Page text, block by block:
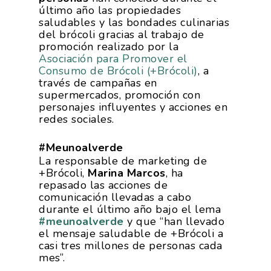
último año las propiedades
saludables y las bondades culinarias
del brócoli gracias al trabajo de
promoción realizado por la
Asociación para Promover el
Consumo de Brócoli (+Brócoli), a
través de campañas en
supermercados, promoción con
personajes influyentes y acciones en
redes sociales.
#Meunoalverde
La responsable de marketing de
+Brócoli, Marina Marcos, ha
repasado las acciones de
comunicación llevadas a cabo
durante el último año bajo el lema
#meunoalverde y que “han llevado
el mensaje saludable de +Brócoli a
casi tres millones de personas cada
mes”.
Corporativa
Números
Servicios
Forma Parte De
PROEXPORT
Temas
Actualidad
Agua
Calidad Y Seguridad
Alimentaria
Multimedia
Nutrición Y Salud
Opinión
RSC
AgroCIFRAS
Comunicación 2024
Datos 2024
Histórico
Exportaciones 2018
Exportaciones 2017
Exportaciones 2016
Exportaciones 2015
Empleo Y
Formación
Bolsa De Empleo
Teleformación
Iniciativas
Juntos Contra El
Proyectos Destacados
Promoción De La
Alimentación
Campañas De
I+S PRO
Sostenibilidad
Innovación
Videos
Contacto
Intranet